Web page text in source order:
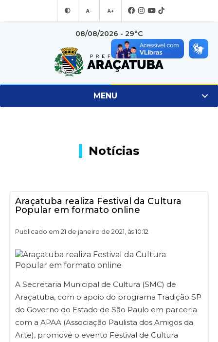
A- A+
08/08/2026 - 29°C
MENU
Notícias
Araçatuba realiza Festival da Cultura
Popular em formato online
Publicado em 21 de janeiro de 2021, às 10:12
A Secretaria Municipal de Cultura (SMC) de
Araçatuba, com o apoio do programa Tradição SP
do Governo do Estado de São Paulo em parceria
com a APAA (Associação Paulista dos Amigos da
Arte), promove o evento Festival de Cultura